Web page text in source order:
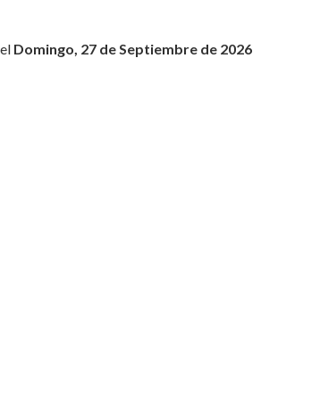
Domingo, 27 de Septiembre de 2026